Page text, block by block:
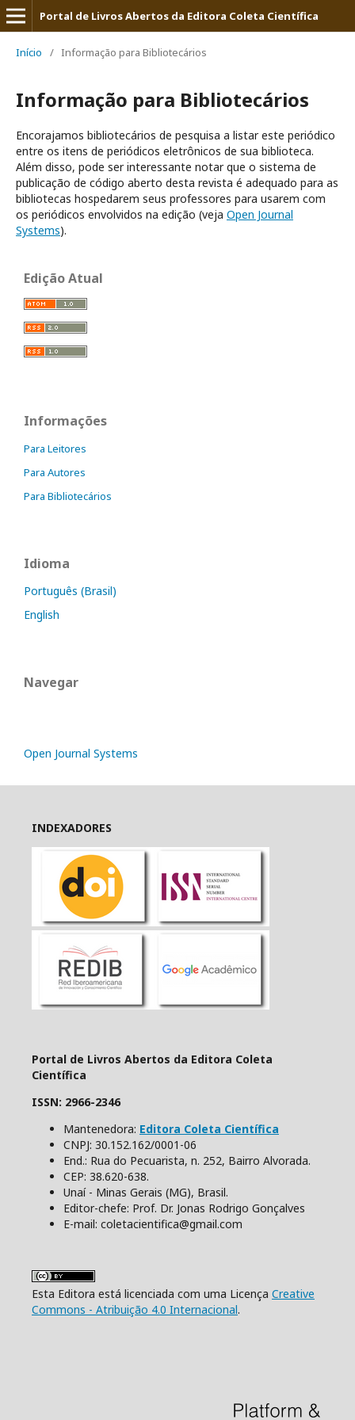
Portal de Livros Abertos da Editora Coleta Científica
Início / Informação para Bibliotecários
Informação para Bibliotecários
Encorajamos bibliotecários de pesquisa a listar este periódico
entre os itens de periódicos eletrônicos de sua biblioteca.
Além disso, pode ser interessante notar que o sistema de
publicação de código aberto desta revista é adequado para as
bibliotecas hospedarem seus professores para usarem com
os periódicos envolvidos na edição (veja Open Journal
Systems).
Edição Atual
Informações
Para Leitores
Para Autores
Para Bibliotecários
Idioma
Português (Brasil)
English
Navegar
Open Journal Systems
INDEXADORES
Portal de Livros Abertos da Editora Coleta
Científica
ISSN: 2966-2346
Mantenedora: Editora Coleta Científica
CNPJ: 30.152.162/0001-06
End.: Rua do Pecuarista, n. 252, Bairro Alvorada.
CEP: 38.620-638.
Unaí - Minas Gerais (MG), Brasil.
Editor-chefe: Prof. Dr. Jonas Rodrigo Gonçalves
E-mail: coletacientifica@gmail.com
Esta Editora está licenciada com uma Licença Creative
Commons - Atribuição 4.0 Internacional.